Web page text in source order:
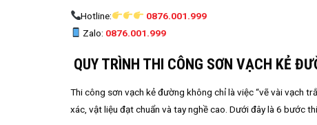
Hotline:
0876.001.999
Zalo: 0876.001.999
QUY TRÌNH THI CÔNG SƠN VẠCH KẺ
Thi công sơn vạch kẻ đường không chỉ là việc “vẽ vài vạch
xác, vật liệu đạt chuẩn và tay nghề cao. Dưới đây là 6 bước